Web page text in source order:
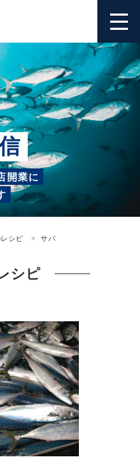
開業に
シピ > サバ
シピ